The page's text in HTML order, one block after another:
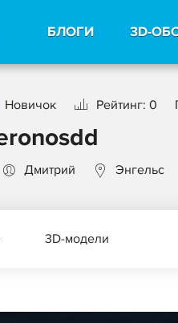
БЛОГИ 3D-
Новичок Рейтинг: 0
Дмитрий Энгельс
3D-модели